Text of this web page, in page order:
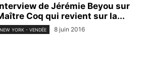
de Jérémie Beyou sur
Coq qui revient sur la...
NEW YORK - VENDÉE 8 juin 2016